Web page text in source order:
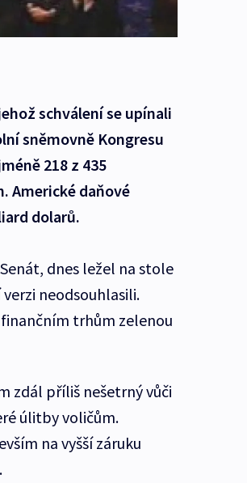
schválení se upínali
sněmovně Kongresu
218 z 435
Americké daňové
dolarů.
dnes ležel na stole
neodsouhlasili.
trhům zelenou
zdál příliš nešetrný vůči
úlitby voličům.
na vyšší záruku